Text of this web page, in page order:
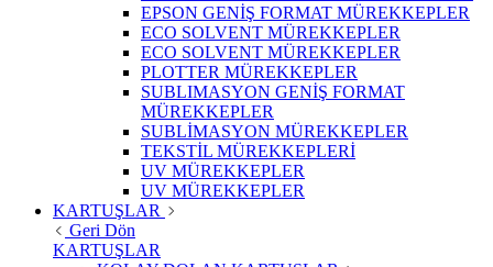
EPSON GENİŞ FORMAT MÜREKKEPLER
ECO SOLVENT MÜREKKEPLER
ECO SOLVENT MÜREKKEPLER
PLOTTER MÜREKKEPLER
SUBLIMASYON GENİŞ FORMAT
MÜREKKEPLER
SUBLİMASYON MÜREKKEPLER
TEKSTİL MÜREKKEPLERİ
UV MÜREKKEPLER
UV MÜREKKEPLER
KARTUŞLAR
Geri Dön
KARTUŞLAR